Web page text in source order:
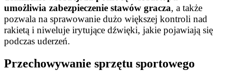
umożliwia zabezpieczenie stawów gracza, a także
pozwala na sprawowanie dużo większej kontroli nad
rakietą i niweluje irytujące dźwięki, jakie pojawiają się
podczas uderzeń.
Przechowywanie sprzętu sportowego